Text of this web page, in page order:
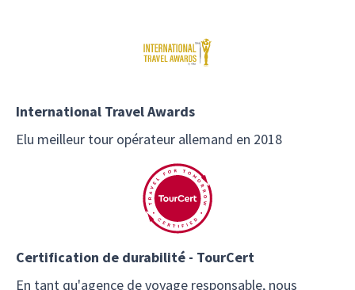
International Travel Awards
Elu meilleur tour opérateur allemand en 2018
Certification de durabilité - TourCert
En tant qu'agence de voyage responsable, nous